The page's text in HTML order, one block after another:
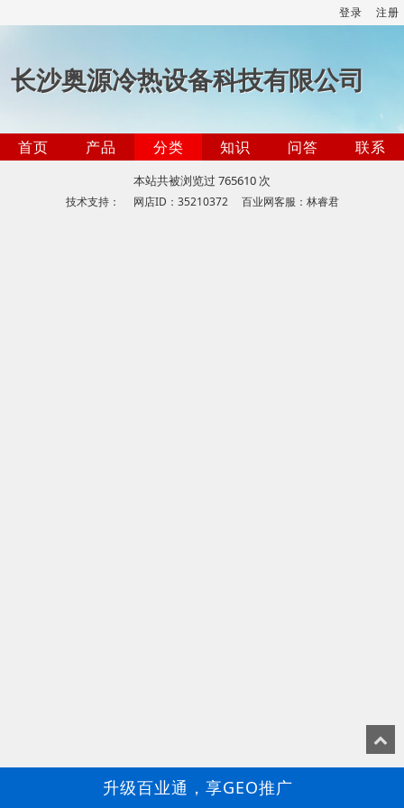
登录 注册
长沙奥源冷热设备科技有限公司
首页 产品 分类 知识 问答 联系
本站共被浏览过 765610 次
技术支持： 网店ID：35210372 百业网客服：林睿君
升级百业通，享GEO推广